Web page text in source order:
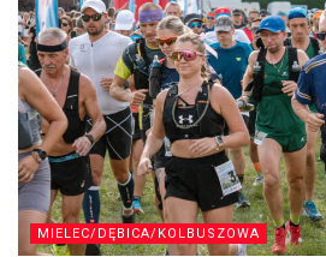
MIELEC/DĘBICA/KOLBUSZOWA